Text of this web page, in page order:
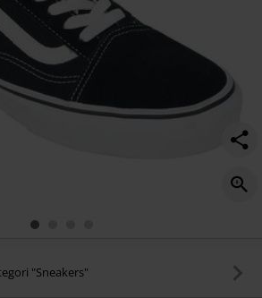
"Sneakers"